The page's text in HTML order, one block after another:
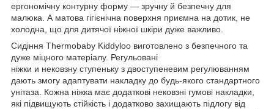
ергономічну контурну форму — зручну й безпечну для
малюка. А матова гігієнічна поверхня приємна на дотик, не
холодна, що для дитячої ніжної шкіри дуже важливо.
Сидіння Thermobaby Kiddyloo виготовлено з безпечного та
дуже міцного матеріалу. Регульовані
ніжки и нековзну ступеньку з двоступеневим регулюванням
дають змогу адаптувати накладку до будь-якого стандартного
унітаза. Кожна ніжка має додаткові нековзні гумові накладки,
які підвищують стійкість і додатково захищають підлогу від